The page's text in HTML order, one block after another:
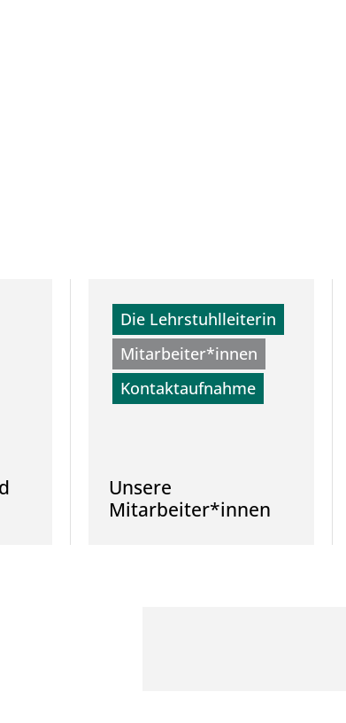
Die Lehrstuhlleiterin
Mitarbeiter*innen
Kontaktaufnahme
Unsere
Mitarbeiter*innen
Elemente